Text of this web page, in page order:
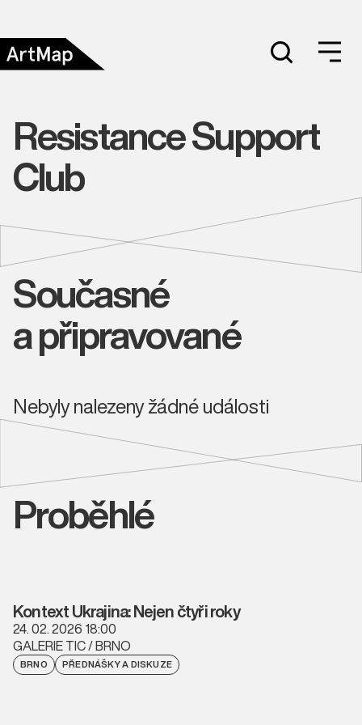
Resistance Support
Club
Současné
a připravované
Nebyly nalezeny žádné události
Proběhlé
Kontext Ukrajina: Nejen čtyři roky
24. 02. 2026 18:00
GALERIE TIC / BRNO
BRNO PŘEDNÁŠKY A DISKUZE